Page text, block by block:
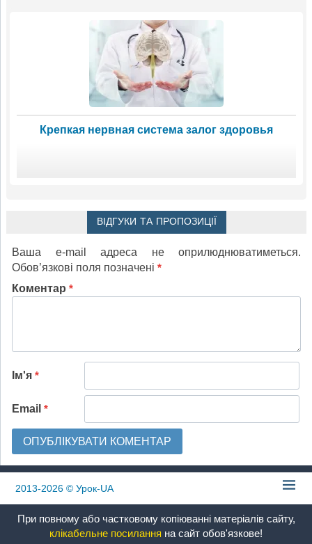
Крепкая нервная система залог здоровья
ВІДГУКИ ТА ПРОПОЗИЦІЇ
Ваша e-mail адреса не оприлюднюватиметься.
Обов’язкові поля позначені *
Коментар *
Ім'я *
Email *
2013-2026© Урок-UA
При повному або частковому копіюванні матеріалів сайту,
клікабельне посилання на сайт обов'язкове!